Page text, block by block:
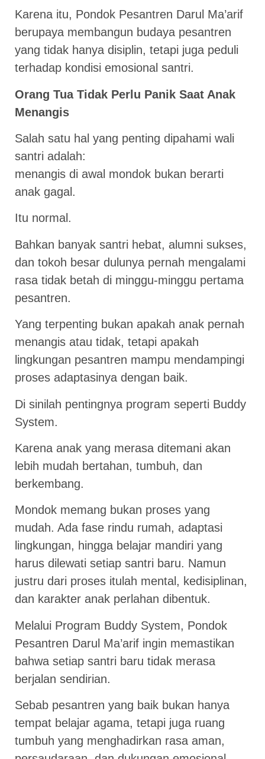
Karena itu, Pondok Pesantren Darul Ma’arif
berupaya membangun budaya pesantren
yang tidak hanya disiplin, tetapi juga peduli
terhadap kondisi emosional santri.
Orang Tua Tidak Perlu Panik Saat Anak
Menangis
Salah satu hal yang penting dipahami wali
santri adalah:
menangis di awal mondok bukan berarti
anak gagal.
Itu normal.
Bahkan banyak santri hebat, alumni sukses,
dan tokoh besar dulunya pernah mengalami
rasa tidak betah di minggu-minggu pertama
pesantren.
Yang terpenting bukan apakah anak pernah
menangis atau tidak, tetapi apakah
lingkungan pesantren mampu mendampingi
proses adaptasinya dengan baik.
Di sinilah pentingnya program seperti Buddy
System.
Karena anak yang merasa ditemani akan
lebih mudah bertahan, tumbuh, dan
berkembang.
Mondok memang bukan proses yang
mudah. Ada fase rindu rumah, adaptasi
lingkungan, hingga belajar mandiri yang
harus dilewati setiap santri baru. Namun
justru dari proses itulah mental, kedisiplinan,
dan karakter anak perlahan dibentuk.
Melalui Program Buddy System, Pondok
Pesantren Darul Ma’arif ingin memastikan
bahwa setiap santri baru tidak merasa
berjalan sendirian.
Sebab pesantren yang baik bukan hanya
tempat belajar agama, tetapi juga ruang
tumbuh yang menghadirkan rasa aman,